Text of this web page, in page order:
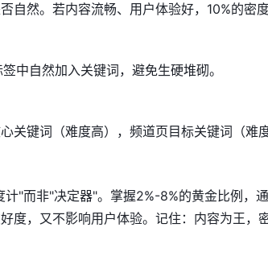
自然。若内容流畅、用户体验好，10%的密
中自然加入关键词，避免生硬堆砌。
关键词（难度高），频道页目标关键词（难
计"而非"决定器"。掌握2%-8%的黄金比例，
度，又不影响用户体验。记住：内容为王，